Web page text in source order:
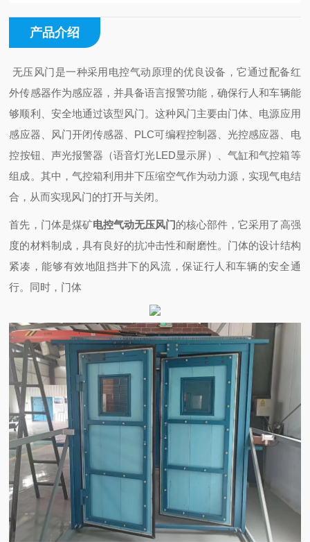
产品介绍
无压风门是一种采用电控气动原理的优良设备，它通过配备红
外传感器作为感应器，并具备语言报警功能，确保行人和车辆能
够顺利、安全地通过该型风门。这种风门主要由门体、电源应用
感应器、风门开闭传感器、PLC可编程控制器、光控感应器、电
控按钮、声光报警器（语音灯光LED显示屏）、气缸和气控箱等
组成。其中，气控箱利用井下压缩空气作为动力源，实现气电结
合，从而实现风门的打开与关闭。
首先，门体是煤矿电控气动无压风门的核心部件，它采用了高强
度的材料制成，具有良好的抗冲击性和耐磨性。门体的设计结构
紧凑，能够有效地阻挡井下的风流，保证行人和车辆的安全通
行。同时，门体